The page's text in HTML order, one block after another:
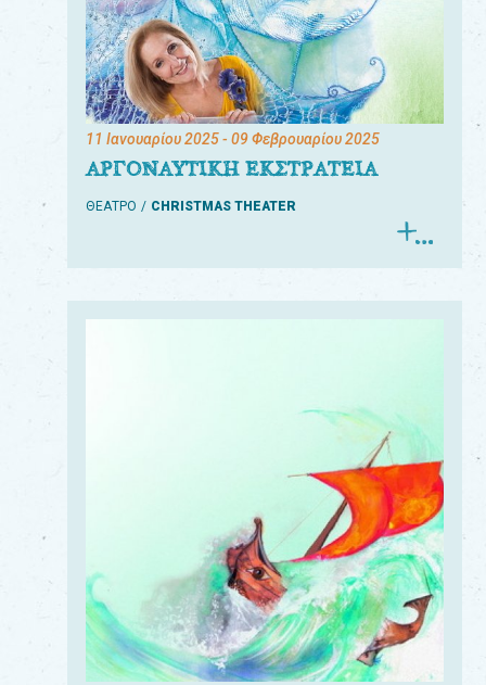
11 Ιανουαρίου 2025- 09 Φεβρουαρίου 2025
ΑΡΓΟΝΑΥΤΙΚΗ ΕΚΣΤΡΑΤΕΙΑ
ΘΕΑΤΡΟ CHRISTMAS THEATER